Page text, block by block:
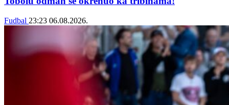
Fudbal 23:23 06.08.2026.